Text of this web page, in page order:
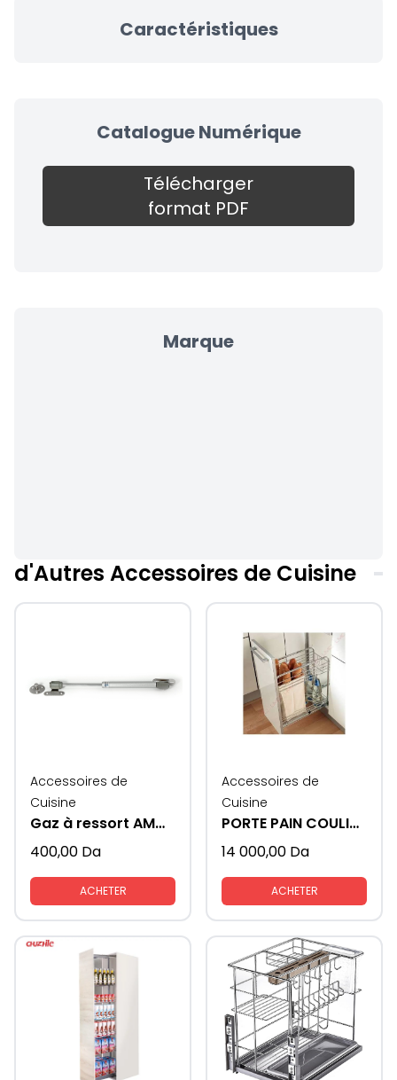
Caractéristiques
Catalogue Numérique
Télécharger
format PDF
Marque
d'Autres Accessoires de Cuisine
Accessoires de
Cuisine
Gaz à ressort AMORTISSEUR
400,00 Da
ACHETER
Accessoires de
Cuisine
PORTE PAIN COULISSANTE
14 000,00 Da
ACHETER